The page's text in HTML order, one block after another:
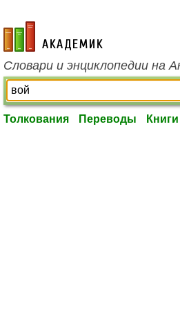
academic.ru
Словари и энциклопедии на
Толкования Переводы Книги